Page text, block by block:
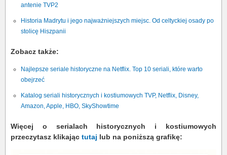
antenie TVP2
Historia Madrytu i jego najważniejszych miejsc. Od celtyckiej osady po
stolicę Hiszpanii
Zobacz także:
Najlepsze seriale historyczne na Netflix. Top 10 seriali, które warto
obejrzeć
Katalog seriali historycznych i kostiumowych TVP, Netflix, Disney,
Amazon, Apple, HBO, SkyShowtime
Więcej o serialach historycznych i kostiumowych
przeczytasz klikając tutaj lub na poniższą grafikę: